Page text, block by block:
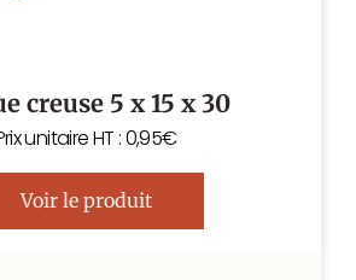
creuse 5 x 15 x 30
unitaire HT : 0,95€
Voir le produit